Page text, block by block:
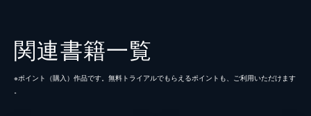
関連書籍一覧
※ポイント（購⼊）作品です。無料トライアルでもらえるポイントも、ご利⽤いただけます
。